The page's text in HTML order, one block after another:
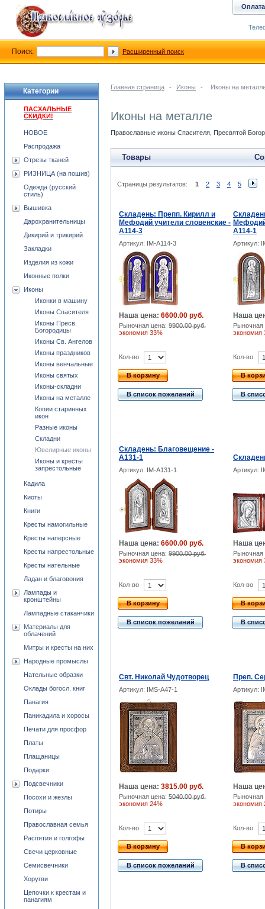
Главная страница - Иконы - Иконы на
Иконы на металле
Православные иконы Спасителя, Пресвятой
Товары
Страницы результатов: 1 2 3 4 5
Складень: Препп. Кирилл и
Мефодий учители словенские -
A114-3
A114-1
Артикул: IM-A114-3 Артикул:
Наша цена: 6600.00 руб.
Рыночная цена: 9900.00 руб.
экономия 33%
Наша
экономия
Кол-во
В корзину
В список пожеланий
Кол-во
В
В
Складень: Благовещение -
A131-1
Артикул: IM-A131-1 Артикул:
Наша цена: 6600.00 руб.
Рыночная цена: 9900.00 руб.
экономия 33%
Наша
экономия
Кол-во
В корзину
В список пожеланий
Кол-во
В
В
Свт. Николай Чудотворец Преп.
Артикул: IMS-A47-1 Артикул:
Наша цена: 3815.00 руб.
Рыночная цена: 5040.00 руб.
экономия 24%
Наша
экономия
Кол-во
В корзину
В список пожеланий
Кол-во
В
В
Категории
ПАСХАЛЬНЫЕ
СКИДКИ!
НОВОЕ
Распродажа
Отрезы тканей
РИЗНИЦА (на пошив)
Одежда (русский
стиль)
Вышивка
Дарохранительницы
Дикирий и трикирий
Закладки
Изделия из кожи
Иконные полки
Иконы
Иконки в машину
Иконы Спасителя
Иконы Пресв.
Богородицы
Иконы Св. Ангелов
Иконы праздников
Иконы венчальные
Иконы святых
Иконы-складни
Иконы на металле
Копии старинных
икон
Разные иконы
Складни
Ювелирные иконы
Иконы и кресты
запрестольные
Кадила
Киоты
Книги
Кресты намогильные
Кресты наперсные
Кресты напрестольные
Кресты нательные
Ладан и благовония
Лампады и
кронштейны
Лампадные стаканчики
Материалы для
облачений
Митры и кресты на них
Народные промыслы
Нательные образки
Оклады богосл. книг
Панагия
Паникадила и хоросы
Печати для просфор
Платы
Плащаницы
Подарки
Подсвечники
Посохи и жезлы
Потиры
Православная семья
Распятия и голгофы
Свечи церковные
Семисвечники
Хоругви
Цепочки к крестам и
панагиям
Оплата
Поиск: Расширенный поиск